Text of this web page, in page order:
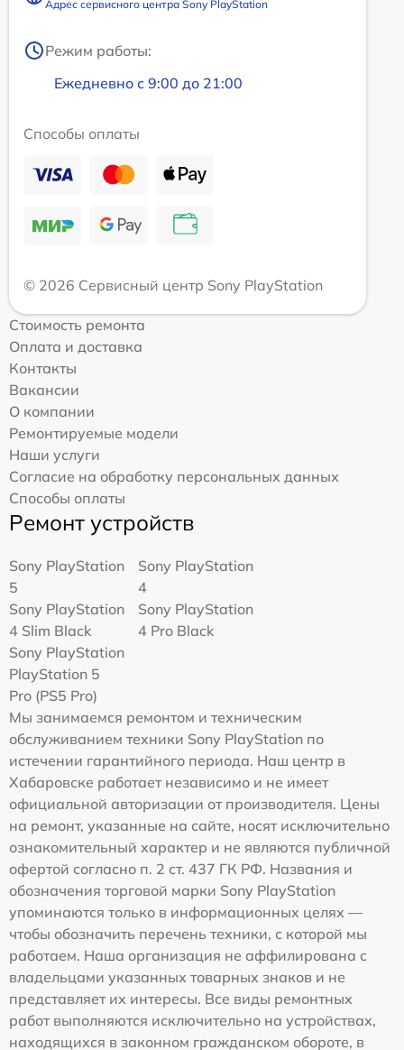
Адрес сервисного центра Sony PlayStation
Режим работы:
Ежедневно с 9:00 до 21:00
Способы оплаты
© 2026 Сервисный центр Sony PlayStation
Стоимость ремонта
Оплата и доставка
Контакты
Вакансии
О компании
Ремонтируемые модели
Наши услуги
Согласие на обработку персональных данных
Способы оплаты
Ремонт устройств
Sony PlayStation
5
Sony PlayStation
4
Sony PlayStation
4 Slim Black
Sony PlayStation
4 Pro Black
Sony PlayStation
PlayStation 5
Pro (PS5 Pro)
Мы занимаемся ремонтом и техническим
обслуживанием техники Sony PlayStation по
истечении гарантийного периода. Наш центр в
Хабаровске работает независимо и не имеет
официальной авторизации от производителя. Цены
на ремонт, указанные на сайте, носят исключительно
ознакомительный характер и не являются публичной
офертой согласно п. 2 ст. 437 ГК РФ. Названия и
обозначения торговой марки Sony PlayStation
упоминаются только в информационных целях —
чтобы обозначить перечень техники, с которой мы
работаем. Наша организация не аффилирована с
владельцами указанных товарных знаков и не
представляет их интересы. Все виды ремонтных
работ выполняются исключительно на устройствах,
находящихся в законном гражданском обороте, в